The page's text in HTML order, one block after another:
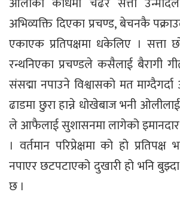
अभिव्यक्ति दिएका प्रचण्ड, बेचनकै
एकाएक प्रतिपक्षमा धकेलिए । सत्ता
रन्थनिएका प्रचण्डले कसैलाई बैरागी
संसद्मा नपाउने विश्वासको मत
ढाडमा छुरा हान्ने धोखेबाज भनी
ले आफैलाई सुशासनमा लागेको इमानदार
। वर्तमान परिप्रेक्षमा को हो प्रतिपक्ष
नपाएर छटपटाएको दुखारी हो भनि
छ ।